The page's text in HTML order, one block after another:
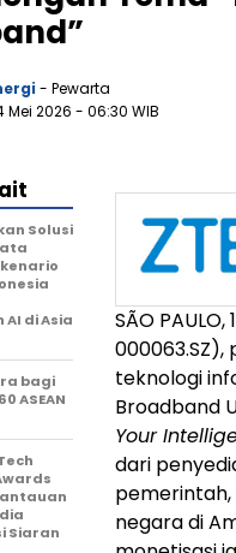
- Pewarta
Mei 2026 - 06:30 WIB
SÃO PAULO,
teknologi
Broadband
Your
dari
pemerintah,
negara di
Solusi
di Asia
bagi
ASEAN
Siaran